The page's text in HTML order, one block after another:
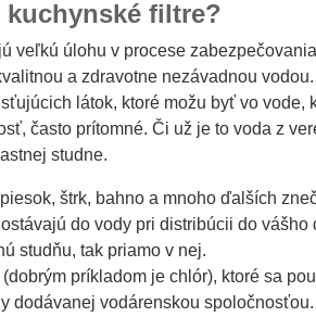
filtre?
veľkú úlohu v procese
a zdravotne nezávadnou
látok, ktoré možu byť vo vode,
často prítomné. Či už je to voda z
studne.
štrk, bahno a mnoho ďalších
do vody pri distribúcii do vášho
studňu, tak priamo v nej.
príkladom je chlór), ktoré sa
dodávanej vodárenskou spoločnosťou.